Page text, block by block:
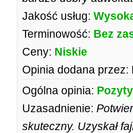
Jakość usług:
Terminowość: Bez
Ceny: Niskie
Opinia dodana przez:
Ogólna opinia:
Uzasadnienie:
skuteczny. Uzyskał